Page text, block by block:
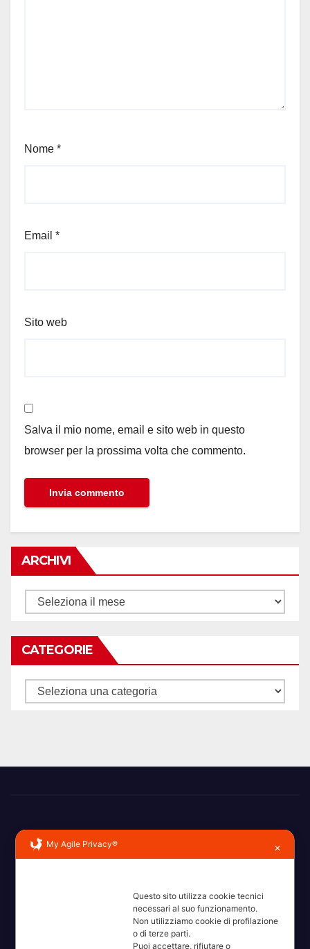
Nome *
Email *
Sito web
Salva il mio nome, email e sito web in questo
browser per la prossima volta che commento.
ARCHIVI
Archivi
CATEGORIE
Categorie
ricorda la domanda.
My Agile Privacy® ✕
Questo sito utilizza cookie tecnici
necessari al suo funzionamento.
Non utilizziamo cookie di profilazione
o di terze parti.
Puoi accettare, rifiutare o